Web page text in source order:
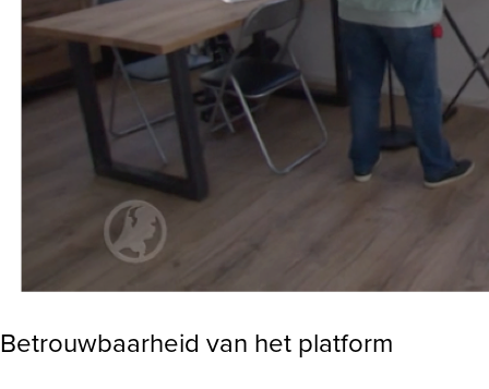
Betrouwbaarheid van het platform